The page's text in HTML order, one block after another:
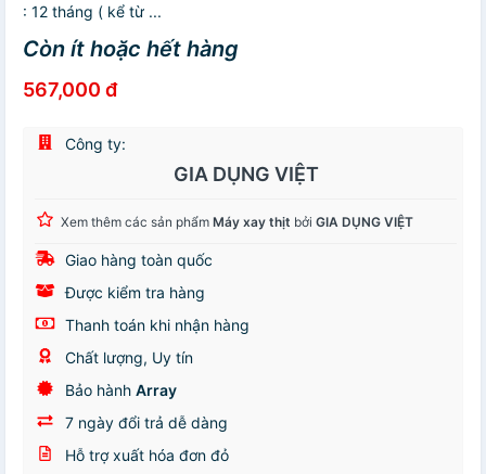
: 12 tháng ( kể từ ...
Còn ít hoặc hết hàng
567,000 đ
Công ty:
GIA DỤNG VIỆT
Xem thêm các sản phẩm Máy xay thịt bởi GIA DỤNG VIỆT
Giao hàng toàn quốc
Được kiểm tra hàng
Thanh toán khi nhận hàng
Chất lượng, Uy tín
Bảo hành Array
7 ngày đổi trả dễ dàng
Hỗ trợ xuất hóa đơn đỏ